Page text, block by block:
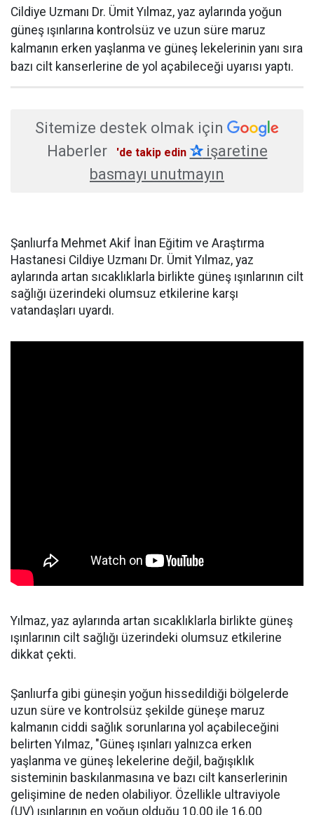
Cildiye Uzmanı Dr. Ümit Yılmaz, yaz aylarında yoğun
güneş ışınlarına kontrolsüz ve uzun süre maruz
kalmanın erken yaşlanma ve güneş lekelerinin yanı sıra
bazı cilt kanserlerine de yol açabileceği uyarısı yaptı.
Sitemize destek olmak için
Haberler
'de takip edin ✰işaretine
basmayı unutmayın
Şanlıurfa Mehmet Akif İnan Eğitim ve Araştırma
Hastanesi Cildiye Uzmanı Dr. Ümit Yılmaz, yaz
aylarında artan sıcaklıklarla birlikte güneş ışınlarının cilt
sağlığı üzerindeki olumsuz etkilerine karşı
vatandaşları uyardı.
Yılmaz, yaz aylarında artan sıcaklıklarla birlikte güneş
ışınlarının cilt sağlığı üzerindeki olumsuz etkilerine
dikkat çekti.
Şanlıurfa gibi güneşin yoğun hissedildiği bölgelerde
uzun süre ve kontrolsüz şekilde güneşe maruz
kalmanın ciddi sağlık sorunlarına yol açabileceğini
belirten Yılmaz, "Güneş ışınları yalnızca erken
yaşlanma ve güneş lekelerine değil, bağışıklık
sisteminin baskılanmasına ve bazı cilt kanserlerinin
gelişimine de neden olabiliyor. Özellikle ultraviyole
(UV) ışınlarının en yoğun olduğu 10.00 ile 16.00